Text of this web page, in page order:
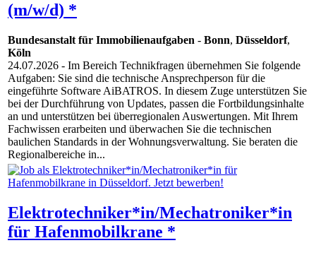
(m/w/d) *
Bundesanstalt für Immobilienaufgaben - Bonn, Düsseldorf,
Köln
24.07.2026 - Im Bereich Technikfragen übernehmen Sie folgende
Aufgaben: Sie sind die technische Ansprechperson für die
eingeführte Software AiBATROS. In diesem Zuge unterstützen Sie
bei der Durchführung von Updates, passen die Fortbildungsinhalte
an und unterstützen bei überregionalen Auswertungen. Mit Ihrem
Fachwissen erarbeiten und überwachen Sie die technischen
baulichen Standards in der Wohnungsverwaltung. Sie beraten die
Regionalbereiche in...
Elektrotechniker*in/Mechatroniker*in
für Hafenmobilkrane *